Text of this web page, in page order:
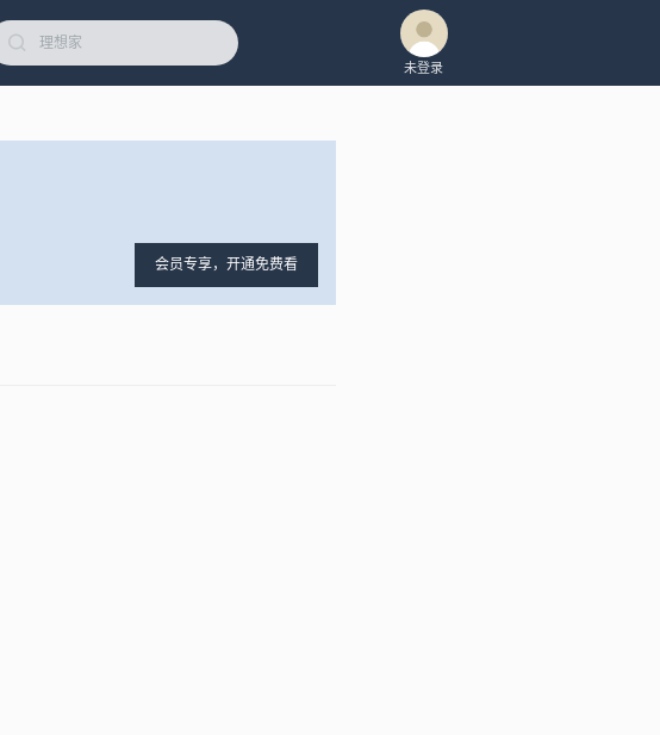
未登录
会员专享，开通免费看